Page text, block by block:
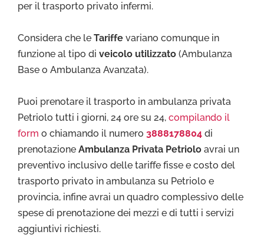
per il trasporto privato infermi.
Considera che le Tariffe variano comunque in
funzione al tipo di veicolo utilizzato (Ambulanza
Base o Ambulanza Avanzata).
Puoi prenotare il trasporto in ambulanza privata
Petriolo tutti i giorni, 24 ore su 24, compilando il
form o chiamando il numero 3888178804 di
prenotazione Ambulanza Privata Petriolo avrai un
preventivo inclusivo delle tariffe fisse e costo del
trasporto privato in ambulanza su Petriolo e
provincia, infine avrai un quadro complessivo delle
spese di prenotazione dei mezzi e di tutti i servizi
aggiuntivi richiesti.